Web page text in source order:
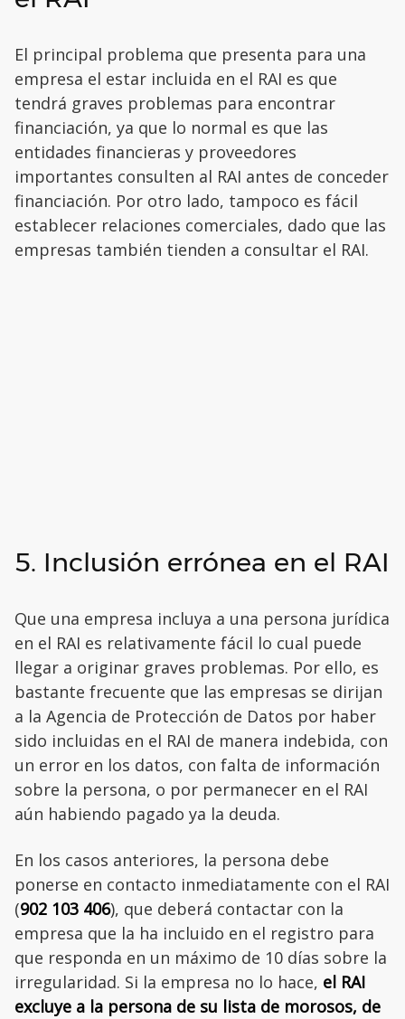
El principal problema que presenta para una
empresa el estar incluida en el RAI es que
tendrá graves problemas para encontrar
financiación, ya que lo normal es que las
entidades financieras y proveedores
importantes consulten al RAI antes de conceder
financiación. Por otro lado, tampoco es fácil
establecer relaciones comerciales, dado que las
empresas también tienden a consultar el RAI.
5. Inclusión errónea en el RAI
Que una empresa incluya a una persona jurídica
en el RAI es relativamente fácil lo cual puede
llegar a originar graves problemas. Por ello, es
bastante frecuente que las empresas se dirijan
a la Agencia de Protección de Datos por haber
sido incluidas en el RAI de manera indebida, con
un error en los datos, con falta de información
sobre la persona, o por permanecer en el RAI
aún habiendo pagado ya la deuda.
En los casos anteriores, la persona debe
ponerse en contacto inmediatamente con el RAI
(902 103 406), que deberá contactar con la
empresa que la ha incluido en el registro para
que responda en un máximo de 10 días sobre la
irregularidad. Si la empresa no lo hace, el RAI
excluye a la persona de su lista de morosos, de